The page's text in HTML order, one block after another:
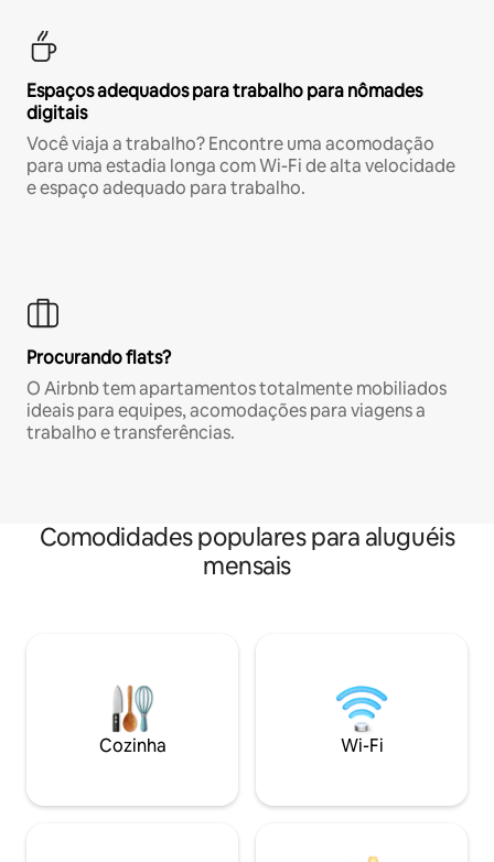
Espaços adequados para trabalho para nômades
digitais
Você viaja a trabalho? Encontre uma acomodação
para uma estadia longa com Wi-Fi de alta velocidade
e espaço adequado para trabalho.
Procurando flats?
O Airbnb tem apartamentos totalmente mobiliados
ideais para equipes, acomodações para viagens a
trabalho e transferências.
Comodidades populares para aluguéis
mensais
Cozinha Wi-Fi